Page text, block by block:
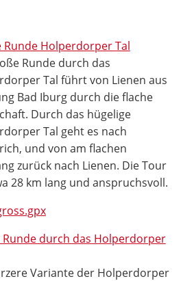
Runde Holperdorper Tal
Runde durch das
Tal führt von Lienen aus
Bad Iburg durch die flache
Durch das hügelige
Tal geht es nach
und von am flachen
zurück nach Lienen. Die Tour
28 km lang und anspruchsvoll.
Runde durch das Holperdorper
Variante der Holperdorper